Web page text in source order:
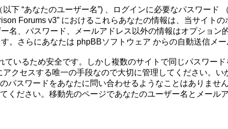
下 “あなたのユーザー名”) 、ログインに必要なパスワード
Forums v3” におけるこれらあなたの情報は、当サイト
名、パスワード、メールアドレス以外の情報はオプショ
。さらにあなたは phpBBソフトウェア からの自動送信メ
いるため安全です。しかし複数のサイトで同じパスワー
クセスする唯一の手段なので大切に管理してください。い
パスワードをあなたに問い合わせるようなことはありま
ください。移動先のページであなたのユーザー名とメー